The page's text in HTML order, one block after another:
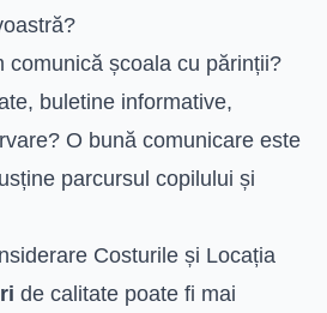
comunică școala cu părinții?
buletine informative,
O bună comunicare este
parcursul copilului și
Costurile și Locația
de calitate poate fi mai